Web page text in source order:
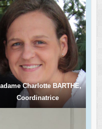
Charlotte BARTHE,
Coordinatrice